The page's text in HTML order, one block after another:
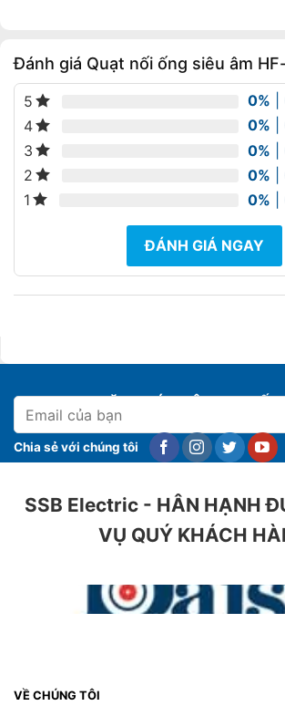
Đánh giá Quạt nối ống siêu âm
5 0%
4
0%
3
0%
2
0%
1
0%
ĐÁNH GIÁ NGAY
ĐĂNG KÝ NHẬN KHUYẾN
Chia sẻ với chúng tôi
SSB Electric - HÂN HẠNH
VỤ QUÝ KHÁCH
VỀ CHÚNG TÔI